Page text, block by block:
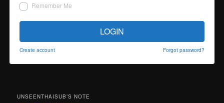
Remember Me
LOGIN
Create account Forgot password?
UNSEENTHAISUB’S NOTE